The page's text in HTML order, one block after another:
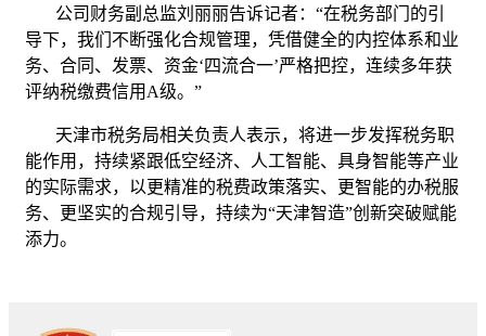
公司财务副总监刘丽丽告诉记者：“在税务部门的引
导下，我们不断强化合规管理，凭借健全的内控体系和业
务、合同、发票、资金‘四流合一’严格把控，连续多年获
评纳税缴费信用A级。”
天津市税务局相关负责人表示，将进一步发挥税务职
能作用，持续紧跟低空经济、人工智能、具身智能等产业
的实际需求，以更精准的税费政策落实、更智能的办税服
务、更坚实的合规引导，持续为“天津智造”创新突破赋能
添力。